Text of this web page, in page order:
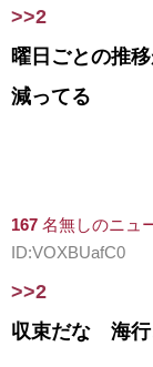
>>2
曜日ごとの推
減ってる
167 名無しのニュ
ID:VOXBUafC0
>>2
収束だな 海行